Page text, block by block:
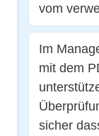
vom
Im
mit dem
sicher